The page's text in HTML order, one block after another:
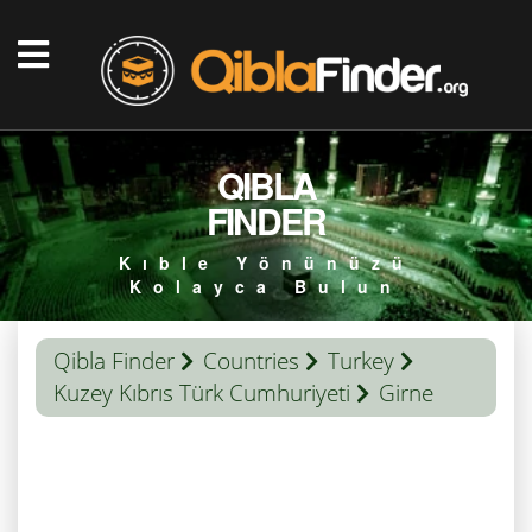
QIBLA
FINDER
Kıble Yönünüzü
Kolayca Bulun
Qibla Finder Countries
Turkey
Kuzey Kıbrıs Türk Cumhuriyeti
Girne